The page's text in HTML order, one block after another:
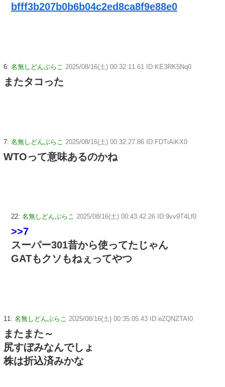
bfff3b207b0b6b04c2ed8ca8f9e88e0
6: 名無しどんぶらこ 2025/08/16(土) 00:32:11.61 ID:KE3RK5Nq0
またタコった
7: 名無しどんぶらこ 2025/08/16(土) 00:32:27.86 ID:FDTiAiKX0
WTOって意味あるのかね
22: 名無しどんぶらこ 2025/08/16(土) 00:43:42.26 ID:9vv9T4Lf0
>>7
スーパー301昔から使ってたじゃん
GATもクソもねぇってやつ
11: 名無しどんぶらこ 2025/08/16(土) 00:35:05.43 ID:eZQNZTAI0
またまた～
尻すぼみなんでしょ
株は折込済みかな